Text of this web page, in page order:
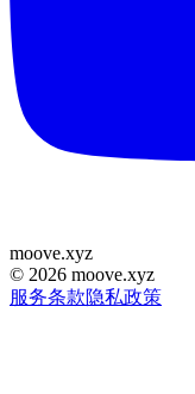
moove.xyz
© 2026 moove.xyz
服务条款隐私政策